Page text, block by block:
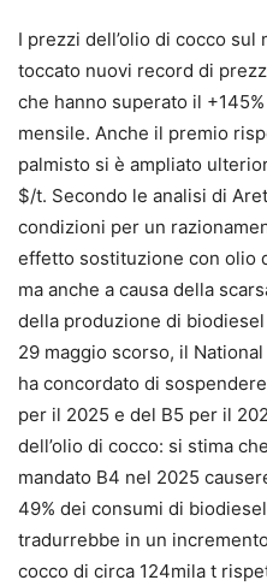
I prezzi dell’olio di cocco
toccato nuovi record di
che hanno superato il
mensile. Anche il premio
palmisto si è ampliato
$/t. Secondo le analisi di
condizioni per un
effetto sostituzione con olio
ma anche a causa della
della produzione di
29 maggio scorso, il
ha concordato di
per il 2025 e del B5 per il
dell’olio di cocco: si stima
mandato B4 nel 2025
49% dei consumi di
tradurrebbe in un
cocco di circa 124mila t